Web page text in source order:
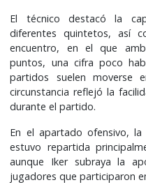
El técnico destacó la
diferentes quintetos, así
encuentro, en el que
puntos, una cifra poco
partidos suelen moverse
circunstancia reflejó la
durante el partido.
En el apartado ofensivo,
estuvo repartida
aunque Iker subraya la
jugadores que participaron